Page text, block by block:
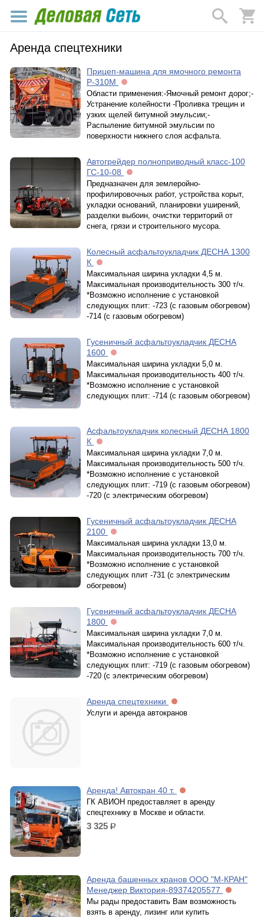
Аренда спецтехники
Прицеп-машина для ямочного ремонта
Р-310М
Области применения:-Ямочный ремонт дорог;-
Устранение колейности -Проливка трещин и
узких щелей битумной эмульсии;-
Распыление битумной эмульсии по
поверхности нижнего слоя асфальта.
Автогрейдер полноприводный класс-100
ГС-10-08
Предназначен для землеройно-
профилировочных работ, устройства корыт,
укладки оснований, планировки уширений,
разделки выбоин, очистки территорий от
снега, грязи и строительного мусора.
Колесный асфальтоукладчик ДЕСНА 1300
К
Максимальная ширина укладки 4,5 м.
Максимальная производительность 300 т/ч.
*Возможно исполнение с установкой
следующих плит: -723 (с газовым обогревом)
-714 (с газовым обогревом)
Гусеничный асфальтоукладчик ДЕСНА
1600
Максимальная ширина укладки 5,0 м.
Максимальная производительность 400 т/ч.
*Возможно исполнение с установкой
следующих плит: -714 (с газовым обогревом)
Асфальтоукладчик колесный ДЕСНА 1800
К
Максимальная ширина укладки 7,0 м.
Максимальная производительность 500 т/ч.
*Возможно исполнение с установкой
следующих плит: -719 (с газовым обогревом)
-720 (с электрическим обогревом)
Гусеничный асфальтоукладчик ДЕСНА
2100
Максимальная ширина укладки 13,0 м.
Максимальная производительность 700 т/ч.
*Возможно исполнение с установкой
следующих плит -731 (с электрическим
обогревом)
Гусеничный асфальтоукладчик ДЕСНА
1800
Максимальная ширина укладки 7,0 м.
Максимальная производительность 600 т/ч.
*Возможно исполнение с установкой
следующих плит: -719 (с газовым обогревом)
-720 (с электрическим обогревом)
Аренда спецтехники
Услуги и аренда автокранов
Аренда! Автокран 40 т.
ГК АВИОН предоставляет в аренду
спецтехнику в Москве и области.
3 325 р.
Аренда башенных кранов ООО "М-КРАН"
Менеджер Виктория-89374205577
Мы рады предоставить Вам возможность
взять в аренду, лизинг или купить